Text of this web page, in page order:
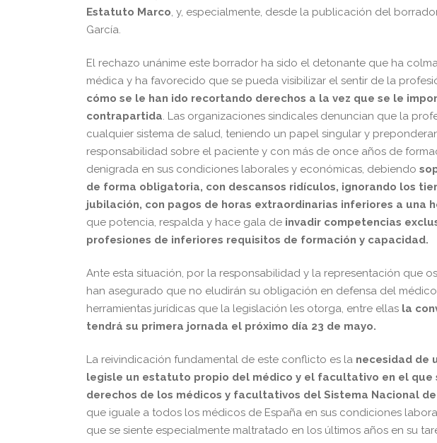
Estatuto Marco, y, especialmente, desde la publicación del
García.
El rechazo unánime este borrador ha sido el detonante que ha
médica y ha favorecido que se pueda visibilizar el sentir de la
cómo se le han ido recortando derechos a la vez que se le
contrapartida. Las organizaciones sindicales denuncian que la
cualquier sistema de salud, teniendo un papel singular y
responsabilidad sobre el paciente y con más de once años de
denigrada en sus condiciones laborales y económicas, debiendo
de forma obligatoria, con descansos ridículos, ignorando los
jubilación, con pagos de horas extraordinarias inferiores a una
que potencia, respalda y hace gala de invadir competencias
profesiones de inferiores requisitos de formación y capacidad.
Ante esta situación, por la responsabilidad y la representación que
han asegurado que no eludirán su obligación en defensa del
herramientas jurídicas que la legislación les otorga, entre ellas la
tendrá su primera jornada el próximo día 23 de mayo.
La reivindicación fundamental de este conflicto es la necesidad de
legisle un estatuto propio del médico y el facultativo en el que
derechos de los médicos y facultativos del Sistema Nacional
que iguale a todos los médicos de España en sus condiciones
que se siente especialmente maltratado en los últimos años en su